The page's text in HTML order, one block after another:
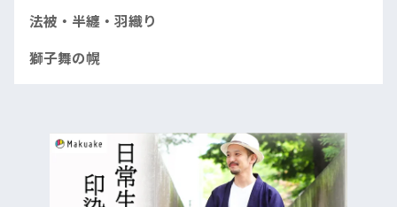
法被・半纏・羽織り
獅子舞の幌